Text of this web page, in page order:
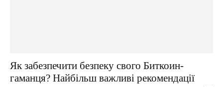
Як забезпечити безпеку свого Биткоин-
гаманця? Найбільш важливі рекомендації